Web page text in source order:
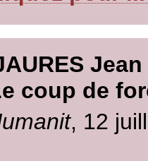
Jean
coup de
, 12